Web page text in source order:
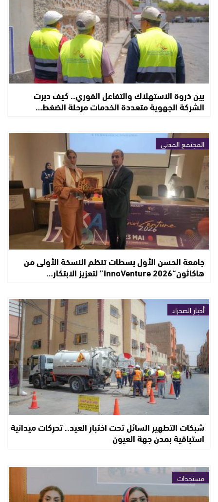
بين ذروة الاستهلاك والتفاعل الفوري.. كيف دبرت
الشركة الجهوية متعددة الخدمات مرحلة الضغط…
المجتمع المدني
جامعة الحسن الأول بسطات تنظم النسخة الأولى من
هاكاثون“InnoVenture 2026” لتعزيز الابتكار…
أخبار الصحراء
شبكات التطهير السائل تحت اختبار العيد.. تحركات ميدانية
استباقية بمدن جهة العيون
مستجدات